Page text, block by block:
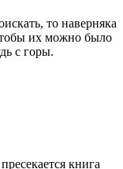
то наверняка
их можно было
с горы.
книга